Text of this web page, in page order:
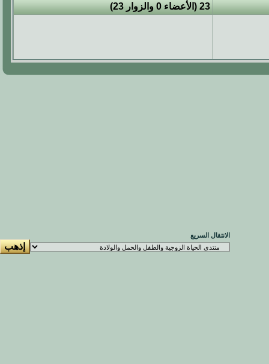
23 (الأعضاء 0 والزوار 23)
الانتقال السريع